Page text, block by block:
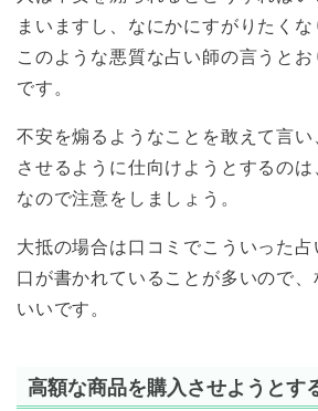
まいますし、なにかにすがりたくな
このような悪質な占い師の言うと
です。
不安を煽るようなことを敢えて言い
させるように仕向けようとするの
なので注意をしましょう。
大抵の場合は口コミでこういった
口が書かれていることが多いので
いいです。
高額な商品を購入させようとす